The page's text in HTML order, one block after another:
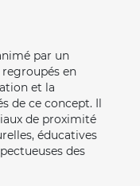
par un
en
et la
de ce concept. Il
de proximité
éducatives
des